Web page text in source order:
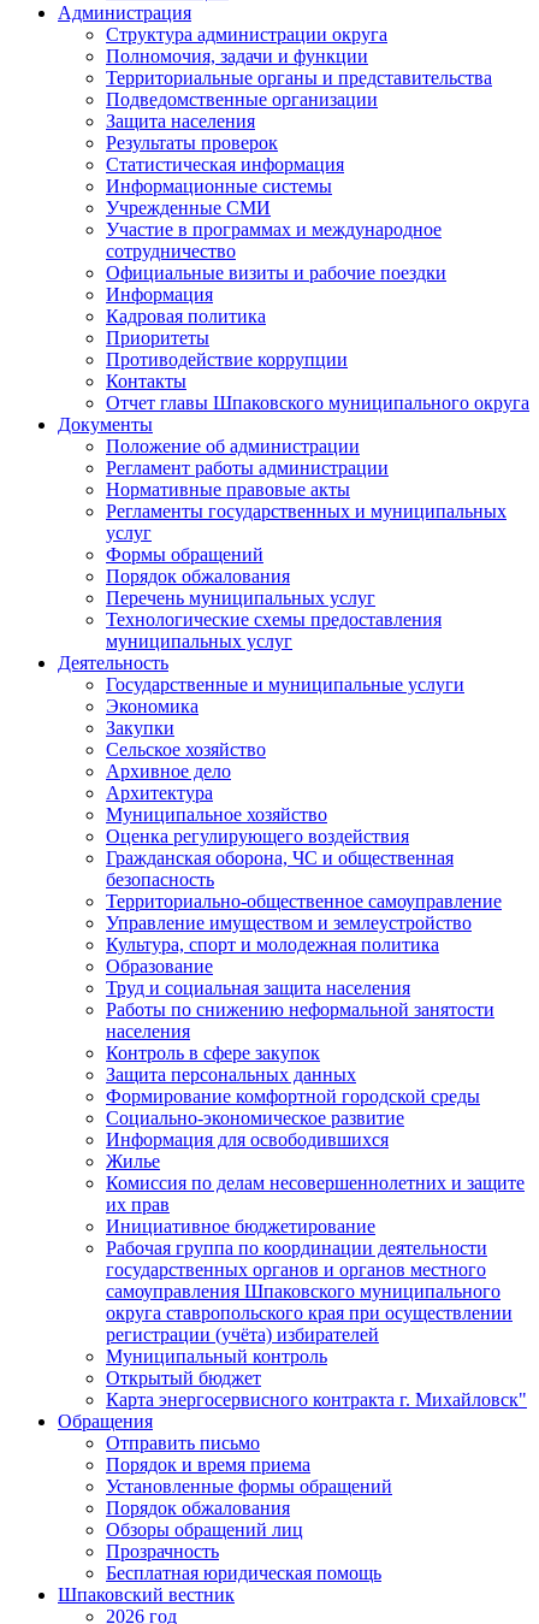
Администрация
Структура администрации округа
Полномочия, задачи и функции
Территориальные органы и представительства
Подведомственные организации
Защита населения
Результаты проверок
Статистическая информация
Информационные системы
Учрежденные СМИ
Участие в программах и международное
сотрудничество
Официальные визиты и рабочие поездки
Информация
Кадровая политика
Приоритеты
Противодействие коррупции
Контакты
Отчет главы Шпаковского муниципального округа
Документы
Положение об администрации
Регламент работы администрации
Нормативные правовые акты
Регламенты государственных и муниципальных
услуг
Формы обращений
Порядок обжалования
Перечень муниципальных услуг
Технологические схемы предоставления
муниципальных услуг
Деятельность
Государственные и муниципальные услуги
Экономика
Закупки
Сельское хозяйство
Архивное дело
Архитектура
Муниципальное хозяйство
Оценка регулирующего воздействия
Гражданская оборона, ЧС и общественная
безопасность
Территориально-общественное самоуправление
Управление имуществом и землеустройство
Культура, спорт и молодежная политика
Образование
Труд и социальная защита населения
Работы по снижению неформальной занятости
населения
Контроль в сфере закупок
Защита персональных данных
Формирование комфортной городской среды
Социально-экономическое развитие
Информация для освободившихся
Жилье
Комиссия по делам несовершеннолетних и защите
их прав
Инициативное бюджетирование
Рабочая группа по координации деятельности
государственных органов и органов местного
самоуправления Шпаковского муниципального
округа ставропольского края при осуществлении
регистрации (учёта) избирателей
Муниципальный контроль
Открытый бюджет
Карта энергосервисного контракта г. Михайловск"
Обращения
Отправить письмо
Порядок и время приема
Установленные формы обращений
Порядок обжалования
Обзоры обращений лиц
Прозрачность
Бесплатная юридическая помощь
Шпаковский вестник
2026 год